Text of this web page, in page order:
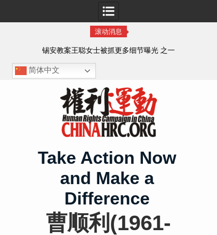
滚动消息
锡安教案王聪女士被抓更多细节曝光 之一
简体中文
Take Action Now
and Make a
Difference
曹顺利(1961-